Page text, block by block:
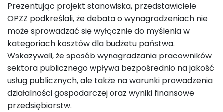
Prezentując projekt stanowiska, przedstawiciele
OPZZ podkreślali, że debata o wynagrodzeniach nie
może sprowadzać się wyłącznie do myślenia w
kategoriach kosztów dla budżetu państwa.
Wskazywali, że sposób wynagradzania pracowników
sektora publicznego wpływa bezpośrednio na jakość
usług publicznych, ale także na warunki prowadzenia
działalności gospodarczej oraz wyniki finansowe
przedsiębiorstw.